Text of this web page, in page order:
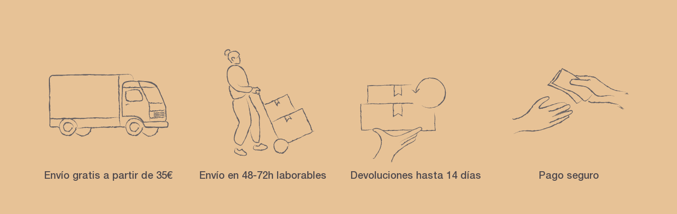
Envío gratis a partir de 35€ Envío en 48-72h laborables Devoluciones hasta 14 días Pago seguro